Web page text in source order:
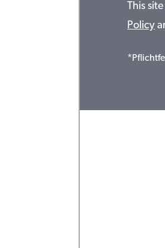
This
Policy